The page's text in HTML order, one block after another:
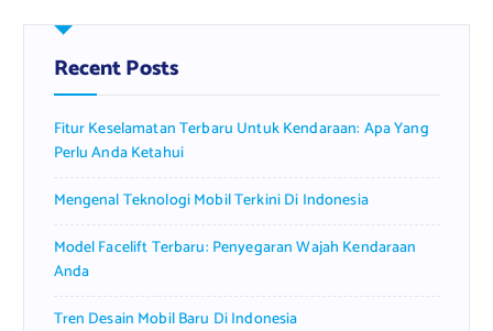
h
f
o
:
Recent Posts
Fitur Keselamatan Terbaru Untuk Kendaraan: Apa Yang
Perlu Anda Ketahui
Mengenal Teknologi Mobil Terkini Di Indonesia
Model Facelift Terbaru: Penyegaran Wajah Kendaraan
Anda
Tren Desain Mobil Baru Di Indonesia